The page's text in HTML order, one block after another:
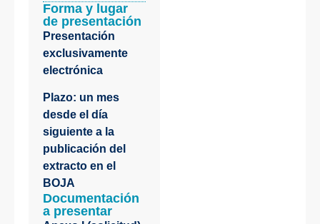
Forma y lugar
de presentación
Presentación
exclusivamente
electrónica
Plazo: un mes
desde el día
siguiente a la
publicación del
extracto en el
BOJA
Documentación
a presentar